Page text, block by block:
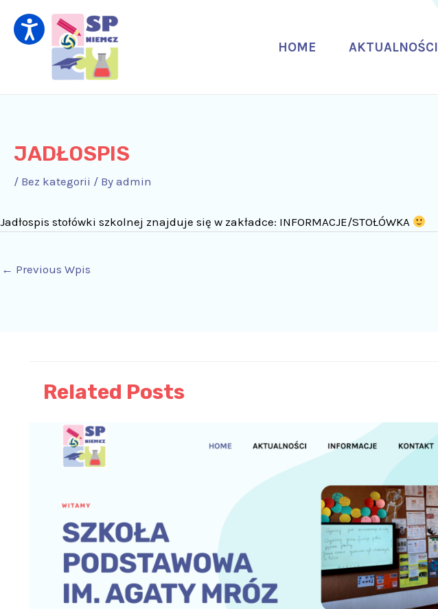
content
HOME AKTUALNOŚCI
JADŁOSPIS
/ Bez kategorii / By admin
Jadłospis stołówki szkolnej znajduje się w zakładce: INFORMACJE/STOŁÓWKA
navigation
← Previous Wpis
Related Posts